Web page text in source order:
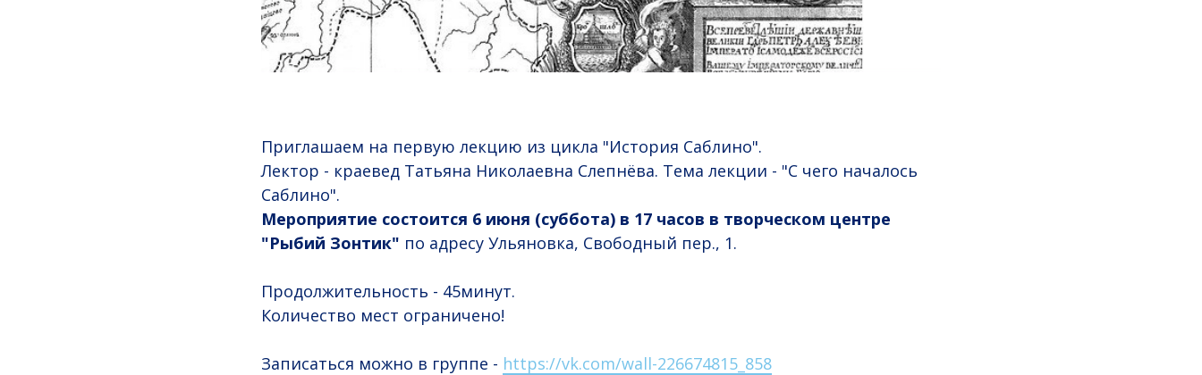
Приглашаем на первую лекцию из цикла "История Саблино".
Лектор - краевед Татьяна Николаевна Слепнёва. Тема лекции - "С чего началось
Саблино".
Мероприятие состоится 6 июня (суббота) в 17 часов в творческом центре
"Рыбий Зонтик" по адресу Ульяновка, Свободный пер., 1.
Продолжительность - 45минут.
Количество мест ограничено!
Записаться можно в группе - https://vk.com/wall-226674815_858